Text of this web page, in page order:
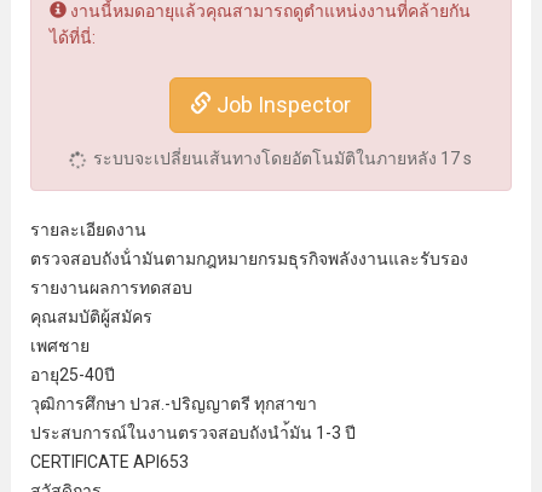
งานนี้หมดอายุแล้วคุณสามารถดูตำแหน่งงานที่คล้ายกัน
ได้ที่นี่:
Job Inspector
ระบบจะเปลี่ยนเส้นทางโดยอัตโนมัติในภายหลัง 17s
รายละเอียดงาน
ตรวจสอบถังน้ํามันตามกฎหมายกรมธุรกิจพลังงานและรับรอง
รายงานผลการทดสอบ
คุณสมบัติผู้สมัคร
เพศชาย
อายุ25-40ปี
วุฒิการศึกษา ปวส.-ปริญญาตรี ทุกสาขา
ประสบการณ์ในงานตรวจสอบถังนํา้มัน 1-3 ปี
CERTIFICATE API653